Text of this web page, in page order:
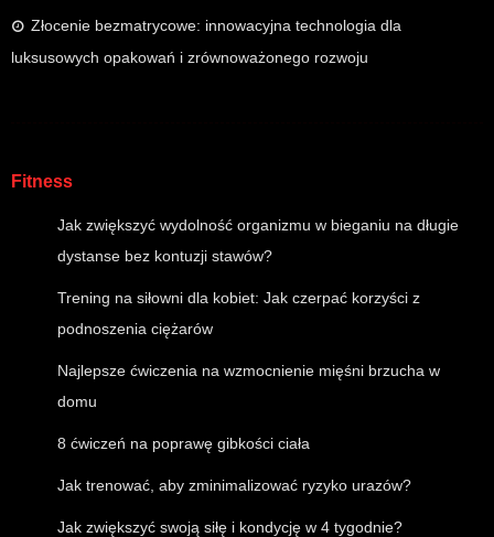
Złocenie bezmatrycowe: innowacyjna technologia dla
luksusowych opakowań i zrównoważonego rozwoju
Fitness
Jak zwiększyć wydolność organizmu w bieganiu na długie
dystanse bez kontuzji stawów?
Trening na siłowni dla kobiet: Jak czerpać korzyści z
podnoszenia ciężarów
Najlepsze ćwiczenia na wzmocnienie mięśni brzucha w
domu
8 ćwiczeń na poprawę gibkości ciała
Jak trenować, aby zminimalizować ryzyko urazów?
Jak zwiększyć swoją siłę i kondycję w 4 tygodnie?